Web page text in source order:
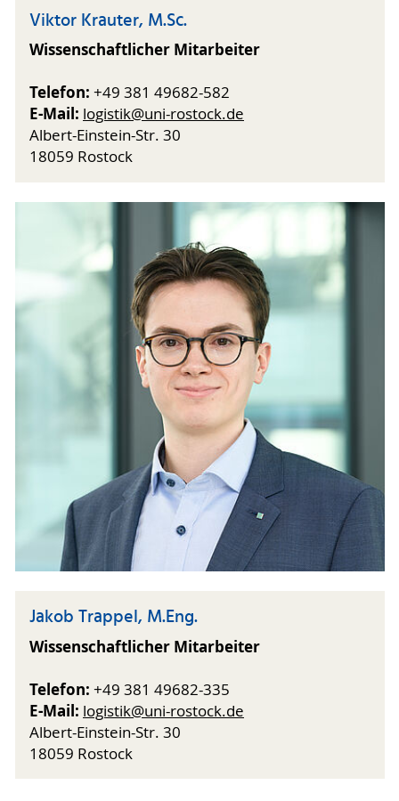
Viktor Krauter, M.Sc.
Wissenschaftlicher Mitarbeiter
Telefon: +49 381 49682-582
E-Mail: logistik@uni-rostock.de
Albert-Einstein-Str. 30
18059 Rostock
Jakob Trappel, M.Eng.
Wissenschaftlicher Mitarbeiter
Telefon: +49 381 49682-335
E-Mail: logistik@uni-rostock.de
Albert-Einstein-Str. 30
18059 Rostock